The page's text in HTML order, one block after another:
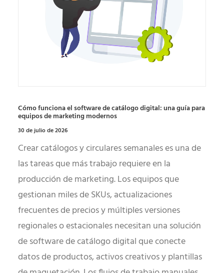
Cómo funciona el software de catálogo digital: una guía para
equipos de marketing modernos
30 de julio de 2026
Crear catálogos y circulares semanales es una de
las tareas que más trabajo requiere en la
producción de marketing. Los equipos que
gestionan miles de SKUs, actualizaciones
frecuentes de precios y múltiples versiones
regionales o estacionales necesitan una solución
de software de catálogo digital que conecte
datos de productos, activos creativos y plantillas